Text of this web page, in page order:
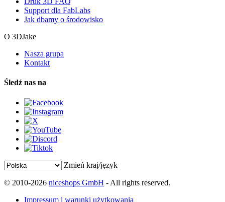
Support dla FabLabs
Jak dbamy o środowisko
O 3DJake
Nasza grupa
Kontakt
Śledź nas na
Zmień kraj/język
© 2010-2026 niceshops GmbH - All rights reserved.
Impressum i warunki użytkowania